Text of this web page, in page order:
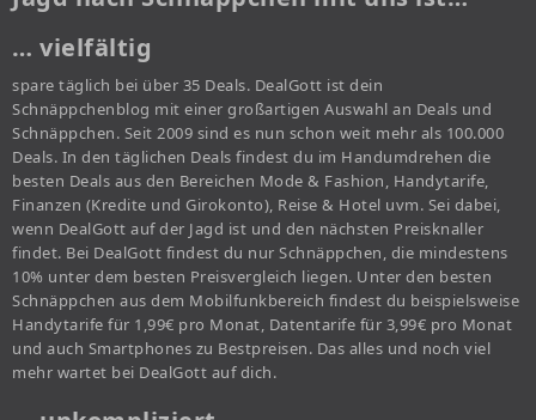
… vielfältig
spare täglich bei über 35 Deals. DealGott ist dein
Schnäppchenblog mit einer großartigen Auswahl an Deals und
Schnäppchen. Seit 2009 sind es nun schon weit mehr als 100.000
Deals. In den täglichen Deals findest du im Handumdrehen die
besten Deals aus den Bereichen Mode & Fashion, Handytarife,
Finanzen (Kredite und Girokonto), Reise & Hotel uvm. Sei dabei,
wenn DealGott auf der Jagd ist und den nächsten Preisknaller
findet. Bei DealGott findest du nur Schnäppchen, die mindestens
10% unter dem besten Preisvergleich liegen. Unter den besten
Schnäppchen aus dem Mobilfunkbereich findest du beispielsweise
Handytarife für 1,99€ pro Monat, Datentarife für 3,99€ pro Monat
und auch Smartphones zu Bestpreisen. Das alles und noch viel
mehr wartet bei DealGott auf dich.